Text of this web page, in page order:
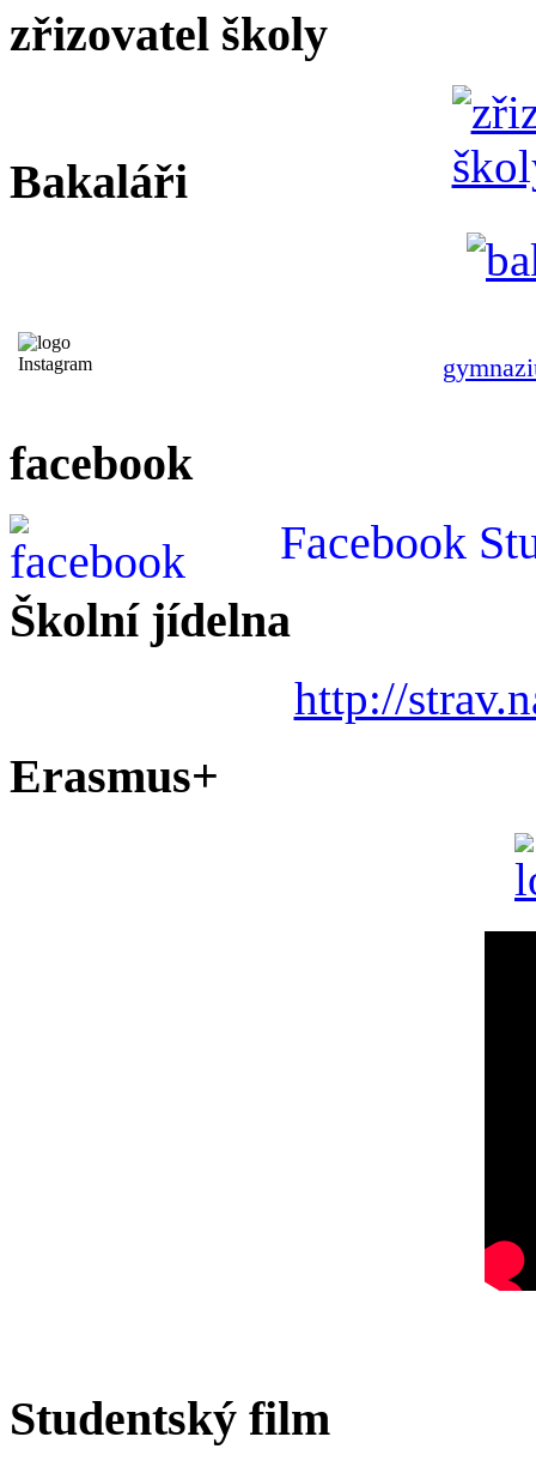
zřizovatel školy
Bakaláři
facebook
Facebook
Školní jídelna
http://
Erasmus+
Studentský film